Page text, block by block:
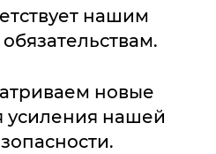
нашим
новые
усиления нашей